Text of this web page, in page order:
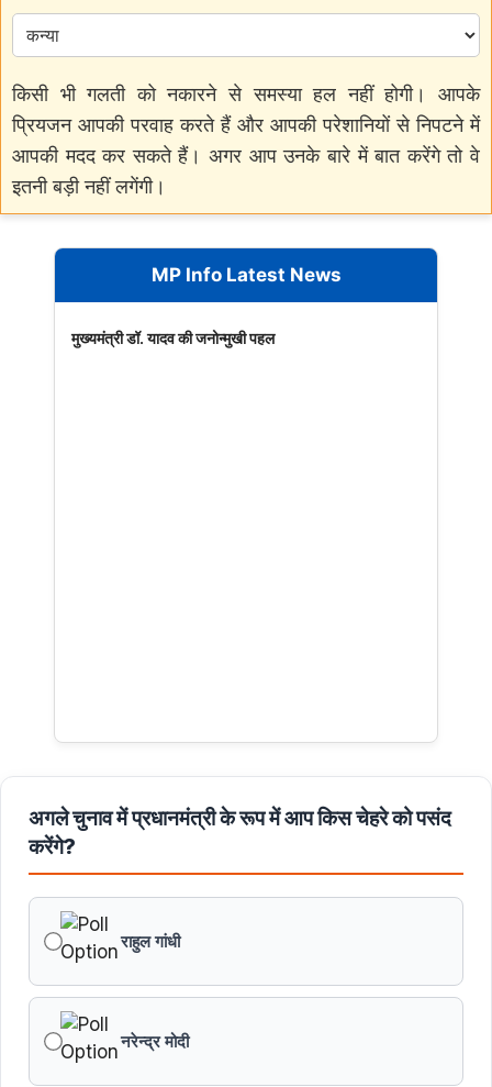
किसी भी गलती को नकारने से समस्या हल नहीं होगी। आपके
प्रियजन आपकी परवाह करते हैं और आपकी परेशानियों से निपटने में
आपकी मदद कर सकते हैं। अगर आप उनके बारे में बात करेंगे तो वे
इतनी बड़ी नहीं लगेंगी।
MP Info Latest News
मुख्यमंत्री डॉ. यादव की जनोन्मुखी पहल
अगले चुनाव में प्रधानमंत्री के रूप में आप किस चेहरे को पसंद
करेंगे?
राहुल गांधी
नरेन्द्र मोदी